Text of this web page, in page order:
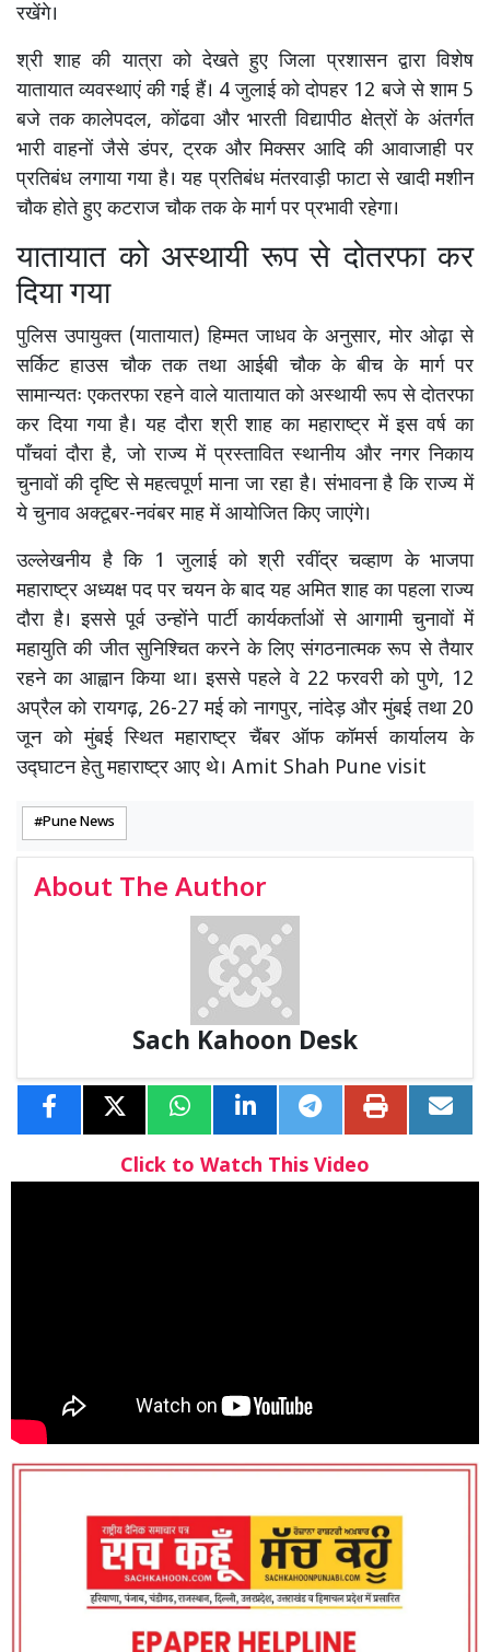
रखेंगे।
श्री शाह की यात्रा को देखते हुए जिला प्रशासन द्वारा विशेष
यातायात व्यवस्थाएं की गई हैं। 4 जुलाई को दोपहर 12 बजे से शाम 5
बजे तक कालेपदल, कोंढवा और भारती विद्यापीठ क्षेत्रों के अंतर्गत
भारी वाहनों जैसे डंपर, ट्रक और मिक्सर आदि की आवाजाही पर
प्रतिबंध लगाया गया है। यह प्रतिबंध मंतरवाड़ी फाटा से खादी मशीन
चौक होते हुए कटराज चौक तक के मार्ग पर प्रभावी रहेगा।
यातायात को अस्थायी रूप से दोतरफा कर
दिया गया
पुलिस उपायुक्त (यातायात) हिम्मत जाधव के अनुसार, मोर ओढ़ा से
सर्किट हाउस चौक तक तथा आईबी चौक के बीच के मार्ग पर
सामान्यतः एकतरफा रहने वाले यातायात को अस्थायी रूप से दोतरफा
कर दिया गया है। यह दौरा श्री शाह का महाराष्ट्र में इस वर्ष का
पाँचवां दौरा है, जो राज्य में प्रस्तावित स्थानीय और नगर निकाय
चुनावों की दृष्टि से महत्वपूर्ण माना जा रहा है। संभावना है कि राज्य में
ये चुनाव अक्टूबर-नवंबर माह में आयोजित किए जाएंगे।
उल्लेखनीय है कि 1 जुलाई को श्री रवींद्र चव्हाण के भाजपा
महाराष्ट्र अध्यक्ष पद पर चयन के बाद यह अमित शाह का पहला राज्य
दौरा है। इससे पूर्व उन्होंने पार्टी कार्यकर्ताओं से आगामी चुनावों में
महायुति की जीत सुनिश्चित करने के लिए संगठनात्मक रूप से तैयार
रहने का आह्वान किया था। इससे पहले वे 22 फरवरी को पुणे, 12
अप्रैल को रायगढ़, 26-27 मई को नागपुर, नांदेड़ और मुंबई तथा 20
जून को मुंबई स्थित महाराष्ट्र चैंबर ऑफ कॉमर्स कार्यालय के
उद्घाटन हेतु महाराष्ट्र आए थे। Amit Shah Pune visit
Pune News
About The Author
Sach Kahoon Desk
Click to Watch This Video